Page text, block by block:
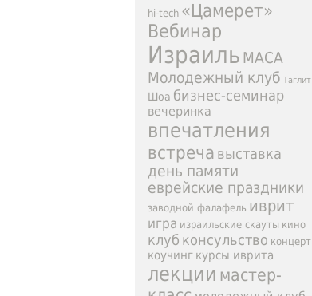
hi-tech «Цамерет»
Вебинар
Израиль МАСА
Молодежный клуб Таглит
Шоа бизнес-семинар
вечеринка
впечатления
встреча выставка
день памяти
еврейские праздники
заводной фалафель иврит
игра израильские скауты кино
клуб консульство концерт
коучинг курсы иврита
лекции мастер-